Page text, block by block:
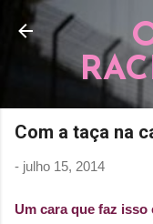
Pular
Com a taça na
- julho 15, 2014
Um cara que faz isso